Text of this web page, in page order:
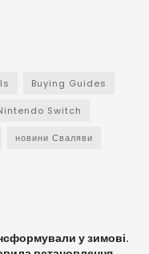
Buying Guides
Switch
новини Сваляви
у зимові.